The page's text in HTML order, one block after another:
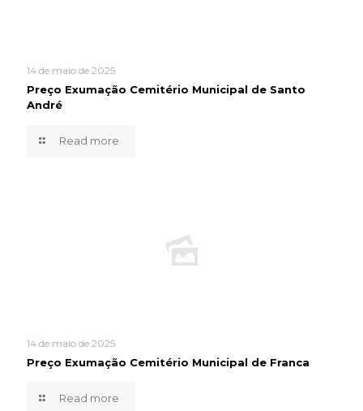
14 de maio de 2025
Preço Exumação Cemitério Municipal de Santo
André
Read more
14 de maio de 2025
Preço Exumação Cemitério Municipal de Franca
Read more